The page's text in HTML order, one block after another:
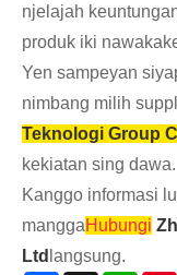
njelajah
produk iki
Yen sampeyan
nimbang milih
Teknologi Group
kekiatan sing dawa.
Kanggo informasi
manggaHubungi
Ltd langsung.